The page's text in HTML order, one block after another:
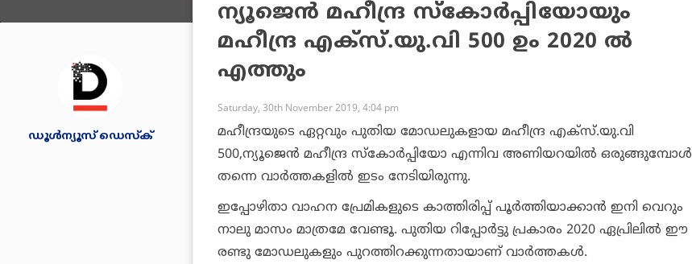
ഡൂള്‍ന്യൂസ് ഡെസ്‌ക്
ന്യൂജെന്‍ മഹീന്ദ്ര സ്‌കോര്‍പ്പിയോയും
മഹീന്ദ്ര എക്‌സ്.യു.വി 500 ഉം 2020 ല്‍
എത്തും
Saturday, 30th November 2019, 4:04 pm
മഹീന്ദ്രയുടെ ഏറ്റവും പുതിയ മോഡലുകളായ മഹീന്ദ്ര എക്‌സ്.യു.വി
500,ന്യൂജെന്‍ മഹീന്ദ്ര സ്‌കോര്‍പ്പിയോ എന്നിവ അണിയറയില്‍ ഒരുങ്ങുമ്പോള്‍
തന്നെ വാര്‍ത്തകളില്‍ ഇടം നേടിയിരുന്നു.
ഇപ്പോഴിതാ വാഹന പ്രേമികളുടെ കാത്തിരിപ്പ് പൂര്‍ത്തിയാക്കാന്‍ ഇനി വെറും
നാലു മാസം മാത്രമേ വേണ്ടൂ. പുതിയ റിപ്പോര്‍ട്ടു പ്രകാരം 2020 ഏപ്രിലില്‍ ഈ
രണ്ടു മോഡലുകളും പുറത്തിറക്കുന്നതായാണ് വാര്‍ത്തകള്‍.